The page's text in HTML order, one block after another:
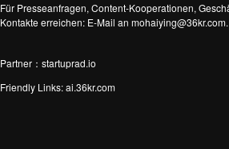
Für Presseanfragen, Content-Kooperationen,
Kontakte erreichen: E-Mail an mohaiying@36kr.com.
Partner：startuprad.io
Friendly Links:ai.36kr.com